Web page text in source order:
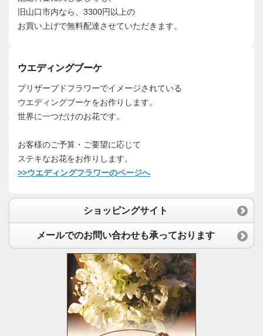
旧山口市内なら、3300円以上の
お買い上げで無料配達させていただきます。
ウエディングブーケ
プリザーブドフラワーでイメージされている
ウエディングブーケをお作りします。
世界に一つだけのお花です。
お客様のご予算・ご要望に応じて
ステキなお花をお作りします。
>>ウエディングフラワーのページへ
ショッピングサイト
メールでのお問い合わせも承っております